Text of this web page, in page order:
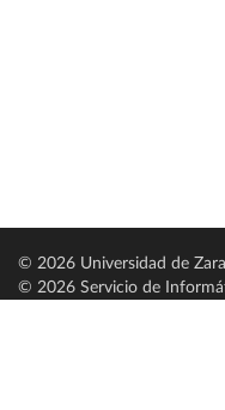
© 2026 Universidad de
© 2026 Servicio de